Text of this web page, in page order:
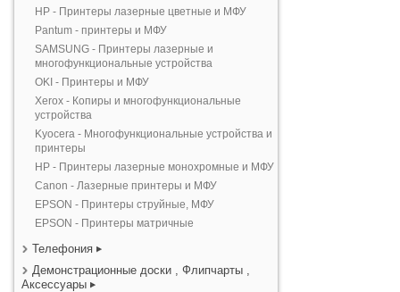
HP - Принтеры лазерные цветные и МФУ
Pantum - принтеры и МФУ
SAMSUNG - Принтеры лазерные и
многофункциональные устройства
OKI - Принтеры и МФУ
Xerox - Копиры и многофункциональные
устройства
Kyocera - Многофункциональные устройства и
принтеры
HP - Принтеры лазерные монохромные и МФУ
Canon - Лазерные принтеры и МФУ
EPSON - Принтеры струйные, МФУ
EPSON - Принтеры матричные
Телефония
Демонстрационные доски , Флипчарты ,
Аксессуары